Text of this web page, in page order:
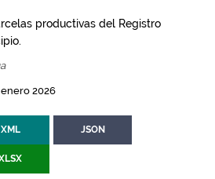
productivas del Registro
2026
XML JSON